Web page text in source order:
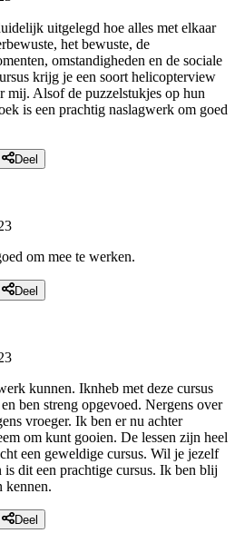
uitgelegd hoe alles met elkaar
het bewuste, de
omstandigheden en de sociale
krijg je een soort helicopterview
mij. Alsof de puzzelstukjes op hun
is een prachtig naslagwerk om goed
Deel
om mee te werken.
Deel
kunnen. Iknheb met deze cursus
ben streng opgevoed. Nergens over
vroeger. Ik ben er nu achter
om kunt gooien. De lessen zijn heel
een geweldige cursus. Wil je jezelf
is dit een prachtige cursus. Ik ben blij
kennen.
Deel